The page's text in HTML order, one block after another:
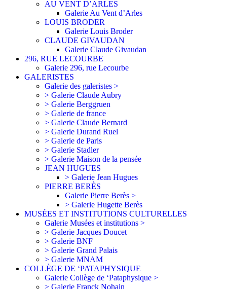
AU VENT D’ARLES
Galerie Au Vent d’Arles
LOUIS BRODER
Galerie Louis Broder
CLAUDE GIVAUDAN
Galerie Claude Givaudan
296, RUE LECOURBE
Galerie 296, rue Lecourbe
GALERISTES
Galerie des galeristes >
> Galerie Claude Aubry
> Galerie Berggruen
> Galerie de france
> Galerie Claude Bernard
> Galerie Durand Ruel
> Galerie de Paris
> Galerie Stadler
> Galerie Maison de la pensée
JEAN HUGUES
> Galerie Jean Hugues
PIERRE BERÈS
Galerie Pierre Berès >
> Galerie Hugette Berès
MUSÉES ET INSTITUTIONS CULTURELLES
Galerie Musées et institutions >
> Galerie Jacques Doucet
> Galerie BNF
> Galerie Grand Palais
> Galerie MNAM
COLLÈGE DE ‘PATAPHYSIQUE
Galerie Collège de ‘Pataphysique >
> Galerie Franck Nohain